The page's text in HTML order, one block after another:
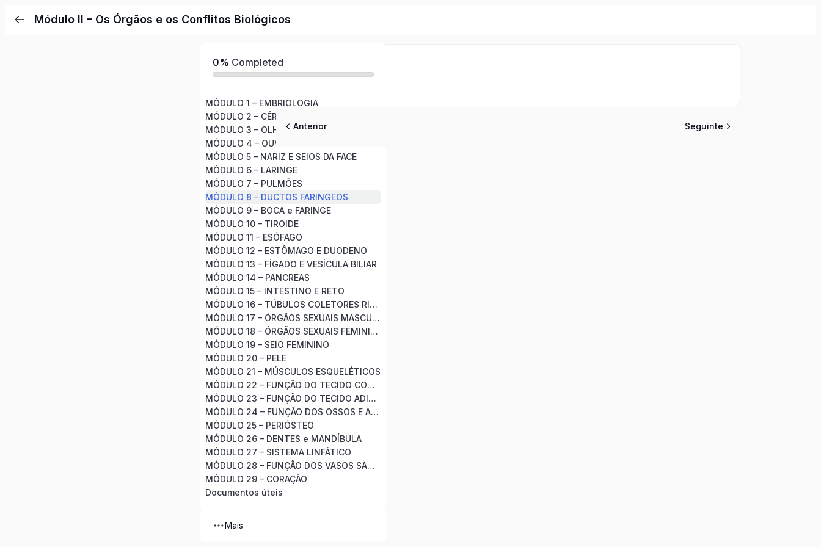
Módulo II – Os Órgãos e os Conflitos Biológicos
0% Completed
MÓDULO 1 – EMBRIOLOGIA
MÓDULO 2 – CÉREBRO
MÓDULO 3 – OLHOS
MÓDULO 4 – OUVIDOS
MÓDULO 5 – NARIZ E SEIOS DA FACE
MÓDULO 6 – LARINGE
MÓDULO 7 – PULMÕES
MÓDULO 8 – DUCTOS FARINGEOS
MÓDULO 9 – BOCA e FARINGE
MÓDULO 10 – TIROIDE
MÓDULO 11 – ESÓFAGO
MÓDULO 12 – ESTÔMAGO E DUODENO
MÓDULO 13 – FÍGADO E VESÍCULA BILIAR
MÓDULO 14 – PANCREAS
MÓDULO 15 – INTESTINO E RETO
MÓDULO 16 – TÚBULOS COLETORES RINS
MÓDULO 17 – ÓRGÃOS SEXUAIS MASCULINOS
MÓDULO 18 – ÓRGÃOS SEXUAIS FEMININOS
MÓDULO 19 – SEIO FEMININO
MÓDULO 20 – PELE
MÓDULO 21 – MÚSCULOS ESQUELÉTICOS
MÓDULO 22 – FUNÇÃO DO TECIDO CONJUNTIVO
MÓDULO 23 – FUNÇÃO DO TECIDO ADIPOSO
MÓDULO 24 – FUNÇÃO DOS OSSOS E ARTICULAÇÕES
MÓDULO 25 – PERIÓSTEO
MÓDULO 26 – DENTES e MANDÍBULA
MÓDULO 27 – SISTEMA LINFÁTICO
MÓDULO 28 – FUNÇÃO DOS VASOS SANGUÍNEOS
MÓDULO 29 – CORAÇÃO
Documentos úteis
Mais
Anterior Seguinte